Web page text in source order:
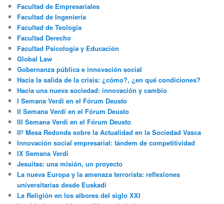
Facultad de Empresariales
Facultad de Ingeniería
Facultad de Teología
Facultad Derecho
Facultad Psicología y Educación
Global Law
Gobernanza pública e innovación social
Hacia la salida de la crisis: ¿cómo?, ¿en qué condiciones?
Hacia una nueva sociedad: innovación y cambio
I Semana Verdi en el Fórum Deusto
II Semana Verdi en el Fórum Deusto
III Semana Verdi en el Fórum Deusto
IIº Mesa Redonda sobre la Actualidad en la Sociedad Vasca
Innovación social empresarial: tándem de competitividad
IX Semana Verdi
Jesuitas: una misión, un proyecto
La nueva Europa y la amenaza terrorista: reflexiones
universitarias desde Euskadi
La Religión en los albores del siglo XXI